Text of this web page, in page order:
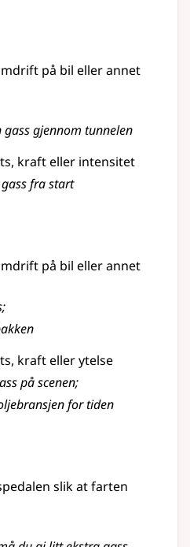
på bil eller annet
gjennom tunnelen
kraft eller intensitet
fra start
på bil eller annet
;
kraft eller ytelse
på scenen;
for tiden
slik at farten